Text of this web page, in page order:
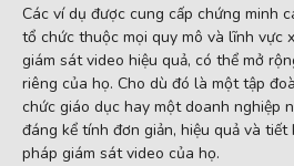
Các ví dụ được cung cấp chứng minh
tổ chức thuộc mọi quy mô và lĩnh vực
giám sát video hiệu quả, có thể mở
riêng của họ. Cho dù đó là một tập
chức giáo dục hay một doanh nghiệp
đáng kể tính đơn giản, hiệu quả và tiết
pháp giám sát video của họ.